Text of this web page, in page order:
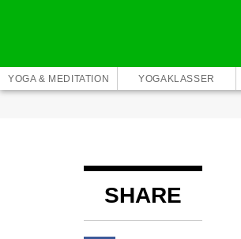
YOGA & MEDITATION YOGAKLASSER
SHARE